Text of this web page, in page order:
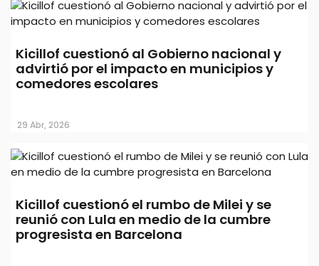
La interna del peronismo suma tensión
en la Provincia: crecen las diferencias
entre Kicillof y el kirchnerismo
Kicillof cuestionó al Gobierno nacional y
advirtió por el impacto en municipios y
comedores escolares
29 Abr, 2026
Kicillof cuestionó el rumbo de Milei y se
reunió con Lula en medio de la cumbre
progresista en Barcelona